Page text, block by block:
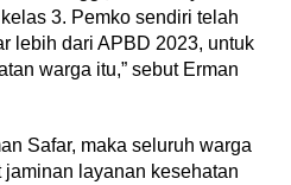
3. Pemko sendiri telah
lebih dari APBD 2023, untuk
warga itu,” sebut Erman
Safar, maka seluruh warga
layanan kesehatan